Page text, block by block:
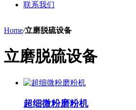
联系我们
Home/立磨脱硫设备
立磨脱硫设备
超细微粉磨粉机